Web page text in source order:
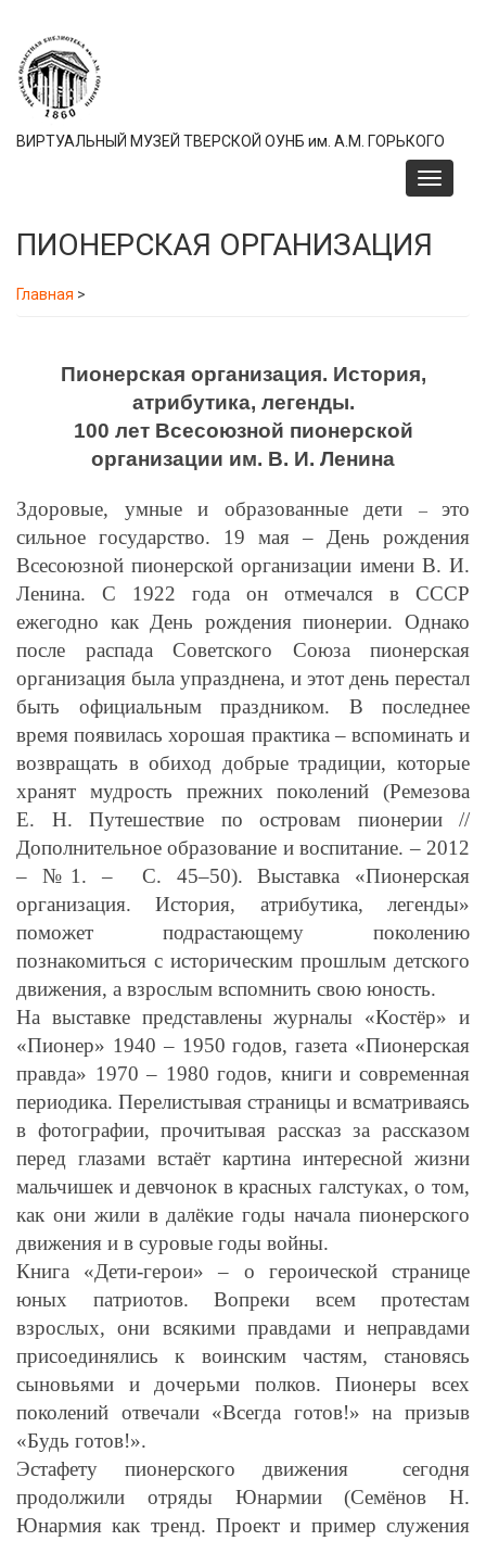
основному
содержанию
ВИРТУАЛЬНЫЙ МУЗЕЙ ТВЕРСКОЙ ОУНБ им. А.М. ГОРЬКОГО
Toggle
ПИОНЕРСКАЯ ОРГАНИЗАЦИЯ
Главная >
Пионерская организация. История,
атрибутика, легенды.
100 лет Всесоюзной пионерской
организации им. В. И. Ленина
Здоровые, умные и образованные дети – это
сильное государство. 19 мая – День рождения
Всесоюзной пионерской организации имени В. И.
Ленина. С 1922 года он отмечался в СССР
ежегодно как День рождения пионерии. Однако
после распада Советского Союза пионерская
организация была упразднена, и этот день перестал
быть официальным праздником. В последнее
время появилась хорошая практика – вспоминать и
возвращать в обиход добрые традиции, которые
хранят мудрость прежних поколений (Ремезова
Е. Н. Путешествие по островам пионерии //
Дополнительное образование и воспитание. – 2012
– №1. – С. 45–50). Выставка «Пионерская
организация. История, атрибутика, легенды»
поможет подрастающему поколению
познакомиться с историческим прошлым детского
движения, а взрослым вспомнить свою юность.
На выставке представлены журналы «Костёр» и
«Пионер» 1940 – 1950 годов, газета «Пионерская
правда» 1970 – 1980 годов, книги и современная
периодика. Перелистывая страницы и всматриваясь
в фотографии, прочитывая рассказ за рассказом
перед глазами встаёт картина интересной жизни
мальчишек и девчонок в красных галстуках, о том,
как они жили в далёкие годы начала пионерского
движения и в суровые годы войны.
Книга «Дети-герои» – о героической странице
юных патриотов. Вопреки всем протестам
взрослых, они всякими правдами и неправдами
присоединялись к воинским частям, становясь
сыновьями и дочерьми полков. Пионеры всех
поколений отвечали «Всегда готов!» на призыв
«Будь готов!».
Эстафету пионерского движения сегодня
продолжили отряды Юнармии (Семёнов Н.
Юнармия как тренд. Проект и пример служения